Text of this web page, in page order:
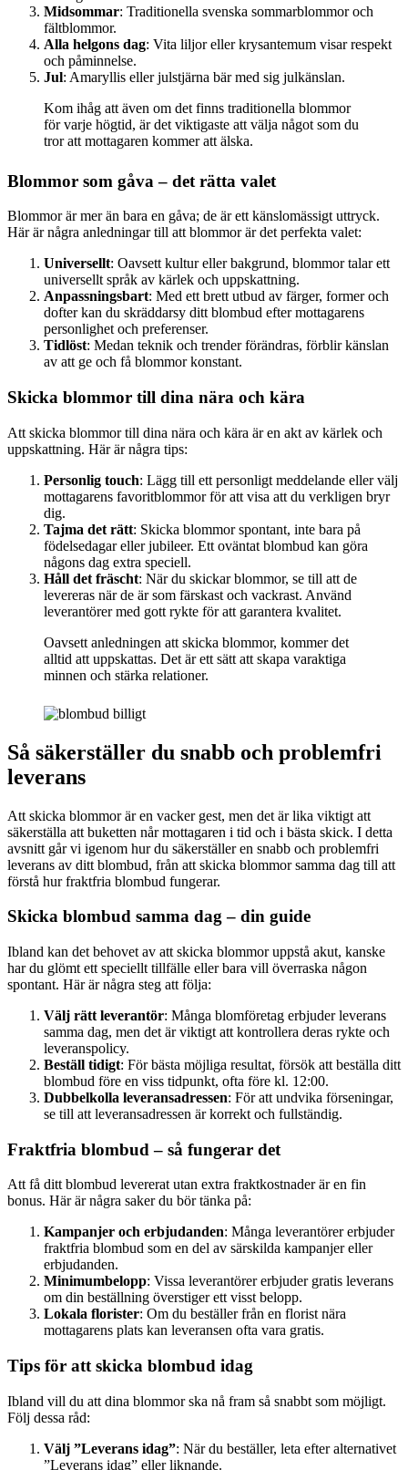
Midsommar: Traditionella svenska sommarblommor och
fältblommor.
Alla helgons dag: Vita liljor eller krysantemum visar respekt
och påminnelse.
Jul: Amaryllis eller julstjärna bär med sig julkänslan.
Kom ihåg att även om det finns traditionella blommor
för varje högtid, är det viktigaste att välja något som du
tror att mottagaren kommer att älska.
Blommor som gåva – det rätta valet
Blommor är mer än bara en gåva; de är ett känslomässigt uttryck.
Här är några anledningar till att blommor är det perfekta valet:
Universellt: Oavsett kultur eller bakgrund, blommor talar ett
universellt språk av kärlek och uppskattning.
Anpassningsbart: Med ett brett utbud av färger, former och
dofter kan du skräddarsy ditt blombud efter mottagarens
personlighet och preferenser.
Tidlöst: Medan teknik och trender förändras, förblir känslan
av att ge och få blommor konstant.
Skicka blommor till dina nära och kära
Att skicka blommor till dina nära och kära är en akt av kärlek och
uppskattning. Här är några tips:
Personlig touch: Lägg till ett personligt meddelande eller välj
mottagarens favoritblommor för att visa att du verkligen bryr
dig.
Tajma det rätt: Skicka blommor spontant, inte bara på
födelsedagar eller jubileer. Ett oväntat blombud kan göra
någons dag extra speciell.
Håll det fräscht: När du skickar blommor, se till att de
levereras när de är som färskast och vackrast. Använd
leverantörer med gott rykte för att garantera kvalitet.
Oavsett anledningen att skicka blommor, kommer det
alltid att uppskattas. Det är ett sätt att skapa varaktiga
minnen och stärka relationer.
Så säkerställer du snabb och problemfri
leverans
Att skicka blommor är en vacker gest, men det är lika viktigt att
säkerställa att buketten når mottagaren i tid och i bästa skick. I detta
avsnitt går vi igenom hur du säkerställer en snabb och problemfri
leverans av ditt blombud, från att skicka blommor samma dag till att
förstå hur fraktfria blombud fungerar.
Skicka blombud samma dag – din guide
Ibland kan det behovet av att skicka blommor uppstå akut, kanske
har du glömt ett speciellt tillfälle eller bara vill överraska någon
spontant. Här är några steg att följa:
Välj rätt leverantör: Många blomföretag erbjuder leverans
samma dag, men det är viktigt att kontrollera deras rykte och
leveranspolicy.
Beställ tidigt: För bästa möjliga resultat, försök att beställa ditt
blombud före en viss tidpunkt, ofta före kl. 12:00.
Dubbelkolla leveransadressen: För att undvika förseningar,
se till att leveransadressen är korrekt och fullständig.
Fraktfria blombud – så fungerar det
Att få ditt blombud levererat utan extra fraktkostnader är en fin
bonus. Här är några saker du bör tänka på:
Kampanjer och erbjudanden: Många leverantörer erbjuder
fraktfria blombud som en del av särskilda kampanjer eller
erbjudanden.
Minimumbelopp: Vissa leverantörer erbjuder gratis leverans
om din beställning överstiger ett visst belopp.
Lokala florister: Om du beställer från en florist nära
mottagarens plats kan leveransen ofta vara gratis.
Tips för att skicka blombud idag
Ibland vill du att dina blommor ska nå fram så snabbt som möjligt.
Följ dessa råd:
Välj ”Leverans idag”: När du beställer, leta efter alternativet
”Leverans idag” eller liknande.